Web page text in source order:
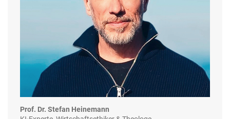
Prof. Dr. Stefan Heinemann